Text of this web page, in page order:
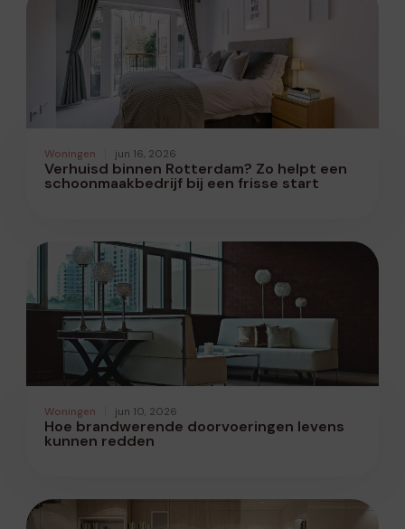
Woningen jun 16, 2026
Verhuisd binnen Rotterdam? Zo helpt een
schoonmaakbedrijf bij een frisse start
Woningen jun 10, 2026
Hoe brandwerende doorvoeringen levens
kunnen redden